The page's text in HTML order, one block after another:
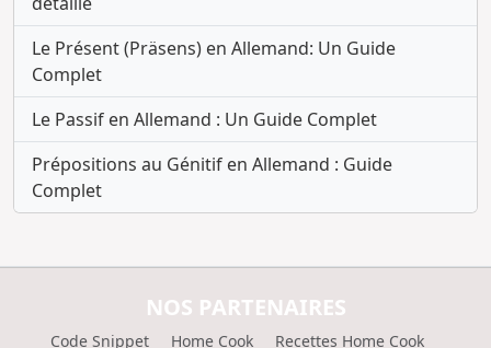
Le Présent (Präsens) en Allemand: Un Guide
Complet
Le Passif en Allemand : Un Guide Complet
Prépositions au Génitif en Allemand : Guide
Complet
NOS PARTENAIRES
Code Snippet Home Cook Recettes Home Cook